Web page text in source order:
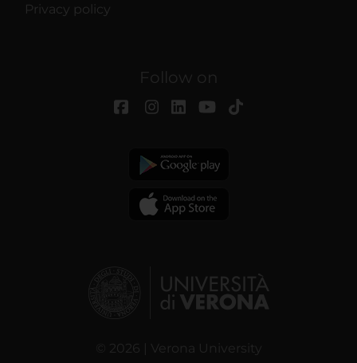
Privacy policy
Follow on
© 2026 | Verona University